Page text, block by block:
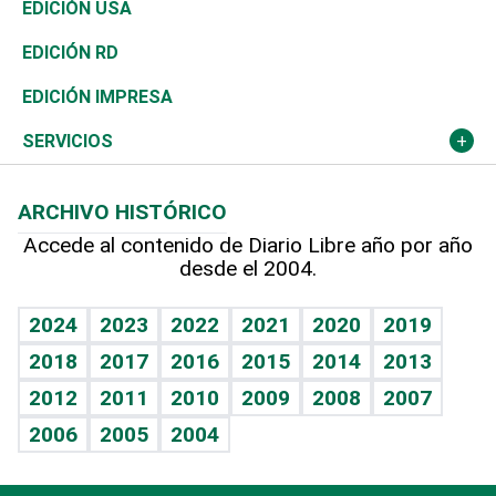
Ocenanía
Caribe
Resto del mundo
Telecom.
Global y variable
Economía personal
Sociales
Novedades
Podcast Arte Libre
Hablando con el pediatra
Vida y familia
Eñe
Celebrando la vida
Sin complejos
En pocas palabras
Ciclismo
Tenis
Olimpismo
Más deportes
Línea de hit
TBT Deportivo
En Directo
El Espía
Noticiero Poteleche
Columnistas
Más firmas
Tecnología
Historia
Martes de tecnología
Cambio climático
Economía
Revista
Deportes
Opinión
Hecho en casa
Guía del dinero
EDICIÓN USA
EDICIÓN RD
EDICIÓN IMPRESA
SERVICIOS
Cumpleaños
Horóscopos
Crucigramas
ARCHIVO HISTÓRICO
Accede al contenido de Diario Libre año por año
desde el 2004.
2024 2023 2022 2021 2020
2019
2018
2017 2016 2015 2014
2013
2012
2011 2010 2009 2008
2007
2006
2005 2004